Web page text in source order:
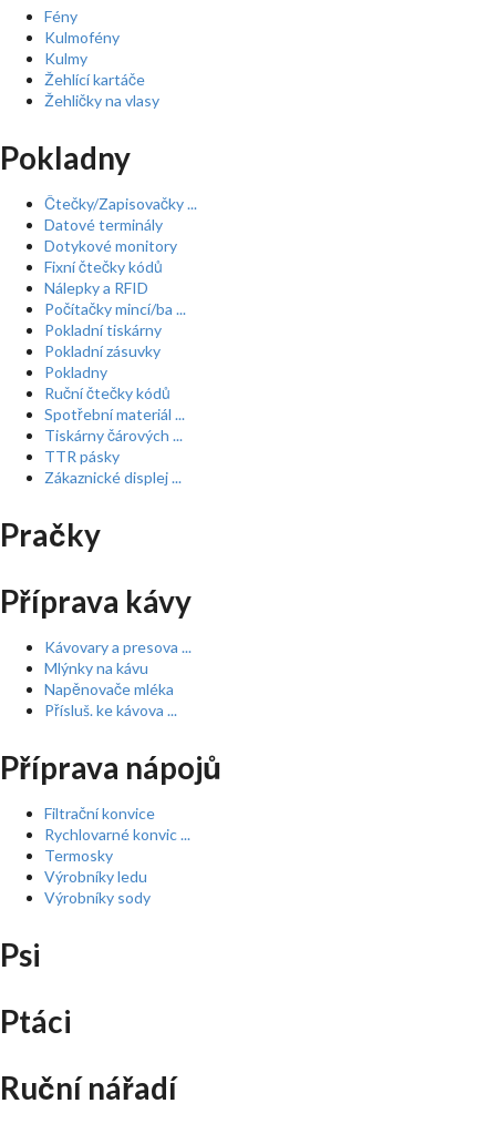
Fény
Kulmofény
Kulmy
Žehlící kartáče
Žehličky na vlasy
Pokladny
Čtečky/Zapisovačky ...
Datové terminály
Dotykové monitory
Fixní čtečky kódů
Nálepky a RFID
Počítačky mincí/ba ...
Pokladní tiskárny
Pokladní zásuvky
Pokladny
Ruční čtečky kódů
Spotřební materiál ...
Tiskárny čárových ...
TTR pásky
Zákaznické displej ...
Pračky
Příprava kávy
Kávovary a presova ...
Mlýnky na kávu
Napěnovače mléka
Přísluš. ke kávova ...
Příprava nápojů
Filtrační konvice
Rychlovarné konvic ...
Termosky
Výrobníky ledu
Výrobníky sody
Psi
Ptáci
Ruční nářadí